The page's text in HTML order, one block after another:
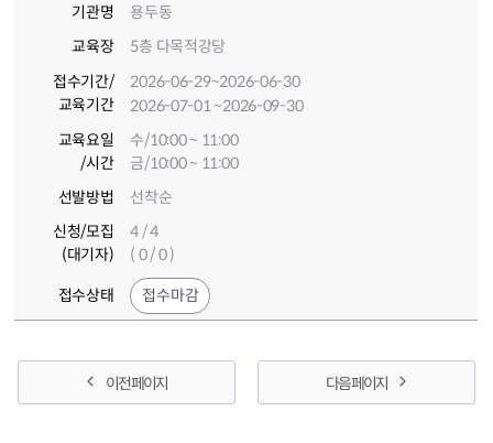
기관명
용두동
교육장
5층 다목적강당
접수기간/
교육기간
2026-06-29~2026-06-30
2026-07-01 ~2026-09-30
교육요일
/시간
수/10:00 ~ 11:00
금/10:00 ~ 11:00
선발방법
선착순
신청/모집
(대기자)
4 / 4
( 0 / 0 )
접수상태 접수마감
이전 페이지 다음 페이지